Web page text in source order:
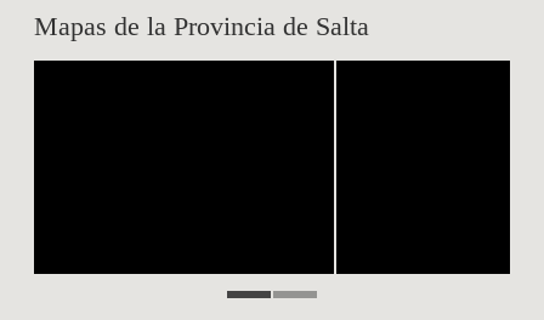
Mapas de la Provincia de Salta